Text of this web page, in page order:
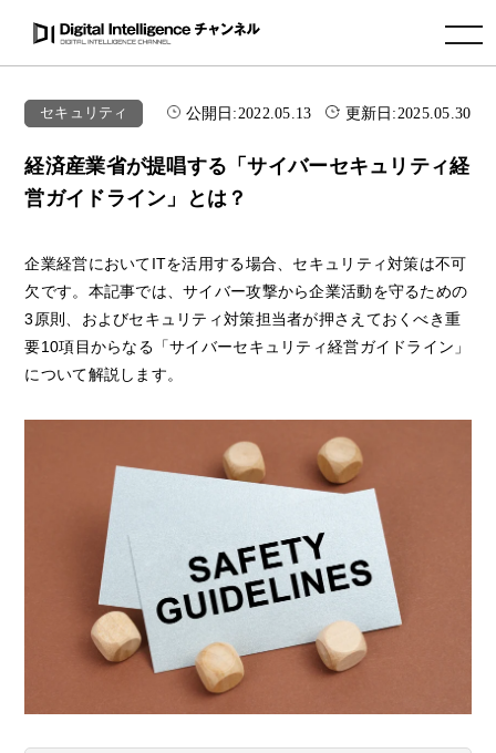
toggle navigation
セキュリティ 公開日:2022.05.13 更新日:2025.05.30
経済産業省が提唱する「サイバーセキュリティ経
営ガイドライン」とは？
企業経営においてITを活用する場合、セキュリティ対策は不可
欠です。本記事では、サイバー攻撃から企業活動を守るための
3原則、およびセキュリティ対策担当者が押さえておくべき重
要10項目からなる「サイバーセキュリティ経営ガイドライン」
について解説します。